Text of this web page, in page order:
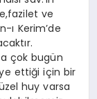
ve
ı Kerim’de
çok bugün
ettiği için bir
huy varsa